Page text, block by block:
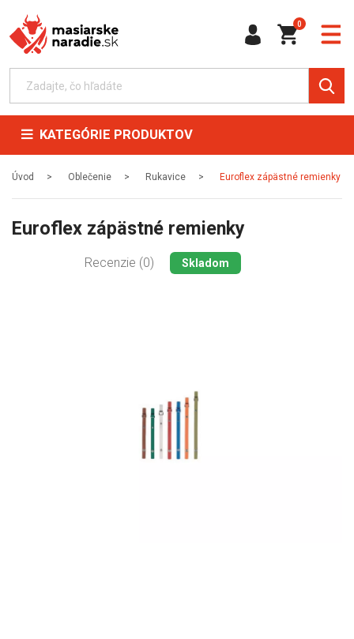
0
KATEGÓRIE PRODUKTOV
Úvod Oblečenie Rukavice Euroflex zápästné remienky
Euroflex zápästné remienky
Recenzie (0) Skladom